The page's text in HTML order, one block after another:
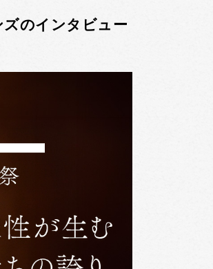
ズのインタビュー